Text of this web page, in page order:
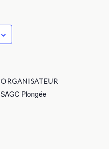
ORGANISATEUR
SAGC Plongée